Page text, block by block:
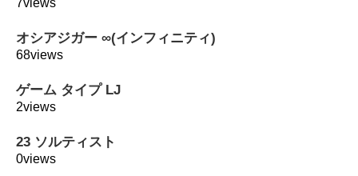
オシアジガー ∞(インフィニティ)
68views
ゲーム タイプ LJ
2views
23 ソルティスト
0views